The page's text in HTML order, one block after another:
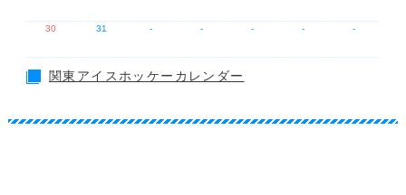
30 31 - - - - -
関東アイスホッケーカレンダー